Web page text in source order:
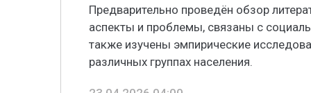
Предварительно проведён обзор
аспекты и проблемы, связаны с
также изучены эмпирические
различных группах населения.